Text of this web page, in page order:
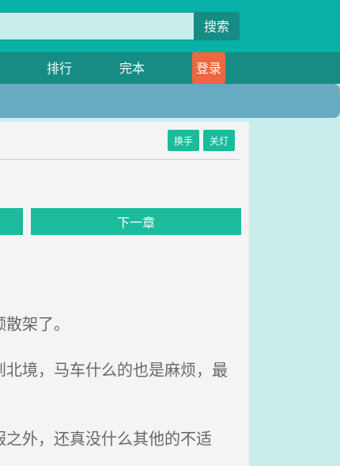
搜索
排行 完本
登录
换手 关灯
下一章
架了。
境，马车什么的也是麻烦，最
外，还真没什么其他的不适